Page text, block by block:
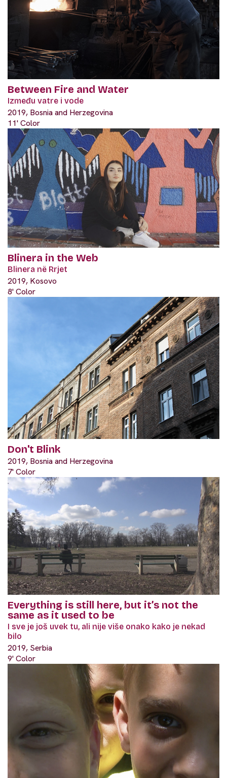
Between Fire and Water
Između vatre i vode
2019, Bosnia and Herzegovina
11' Color
Blinera in the Web
Blinera në Rrjet
2019, Kosovo
8' Color
Don't Blink
2019, Bosnia and Herzegovina
7' Color
Everything is still here, but it’s not the
same as it used to be
I sve je još uvek tu, ali nije više onako kako je nekad
bilo
2019, Serbia
9' Color